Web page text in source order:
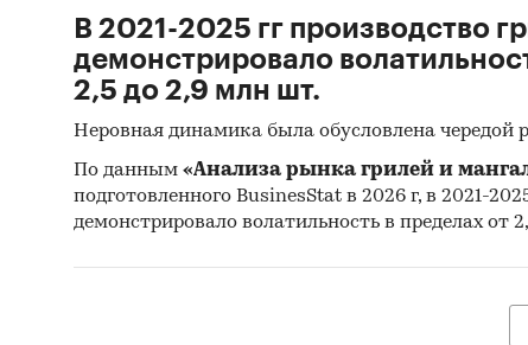
В 2021-2025 гг производство
демонстрировало
2,5 до 2,9 млн шт.
Неровная динамика была обусловлена чередой
По данным «Анализа рынка грилей и
подготовленного BusinesStat в 2026 г, в 2021-
демонстрировало волатильность в пределах от